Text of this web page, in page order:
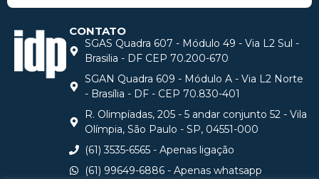
CONTATO
SGAS Quadra 607 - Módulo 49 - Via L2 Sul -
Brasilia - DF CEP 70.200-670
SGAN Quadra 609 - Módulo A - Via L2 Norte
- Brasília - DF - CEP 70.830-401
R. Olimpíadas, 205 - 5 andar conjunto 52 - Vila
Olímpia, São Paulo - SP, 04551-000
(61) 3535-6565 - Apenas ligação
(61) 99649-6886 - Apenas whatsapp